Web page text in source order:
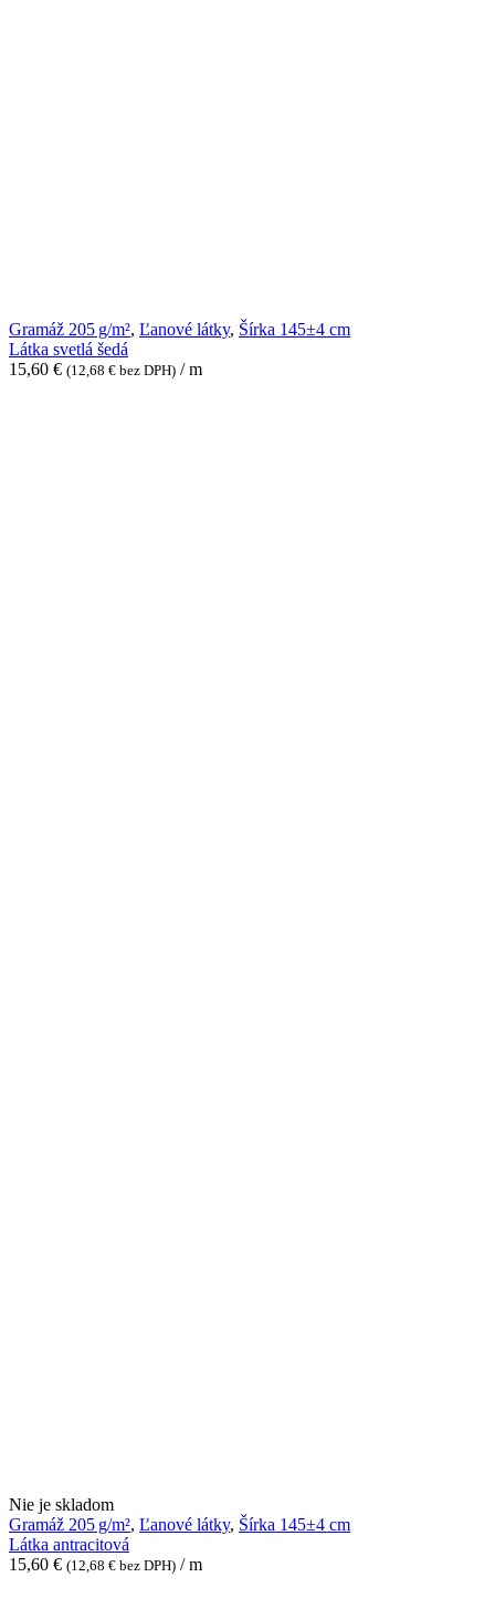
Látka
svetlá
šedá
Gramáž 205 g/m², Ľanové látky, Šírka 145±4 cm
Látka svetlá šedá
15,60 € (12,68 € bez DPH) / m
Látka
antracitová
Nie je skladom
Gramáž 205 g/m², Ľanové látky, Šírka 145±4 cm
Látka antracitová
15,60 € (12,68 € bez DPH) / m